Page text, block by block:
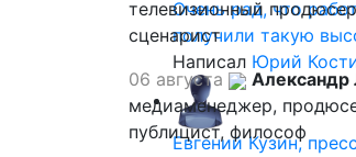
Очень рад, что
получили такую
Написал Юрий
Евгений Кузин,
телевизионный
сценарист
06 августа
Александр
медиаменеджер,
публицист, философ